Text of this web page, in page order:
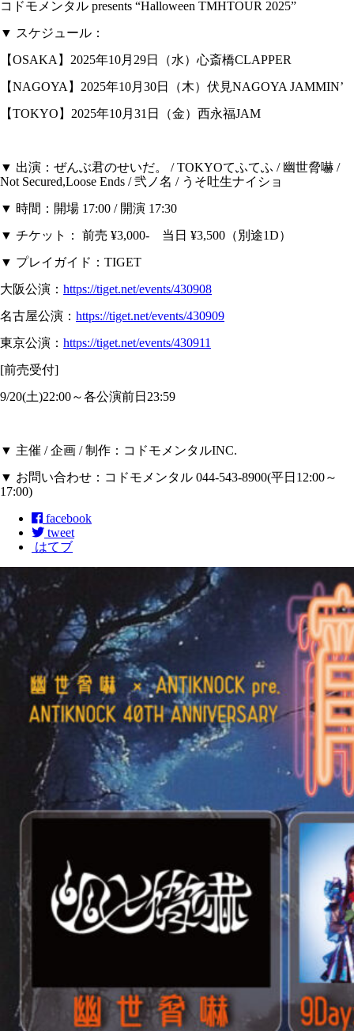
コドモメンタル presents “Halloween TMHTOUR 2025”
▼ スケジュール：
【OSAKA】2025年10月29日（水）心斎橋CLAPPER
【NAGOYA】2025年10月30日（木）伏見NAGOYA JAMMIN’
【TOKYO】2025年10月31日（金）西永福JAM
▼ 出演：ぜんぶ君のせいだ。 / TOKYOてふてふ / 幽世脅嚇 /
Not Secured,Loose Ends / 弐ノ名 / うそ吐生ナイショ
▼ 時間：開場 17:00 / 開演 17:30
▼ チケット： 前売 ¥3,000- 当日 ¥3,500（別途1D）
▼ プレイガイド：TIGET
大阪公演： https://tiget.net/events/430908
名古屋公演： https://tiget.net/events/430909
東京公演： https://tiget.net/events/430911
[前売受付]
9/20(土)22:00～各公演前日23:59
▼ 主催 / 企画 / 制作：コドモメンタルINC.
▼ お問い合わせ：コドモメンタル 044-543-8900(平日12:00～
17:00)
facebook
tweet
はてブ